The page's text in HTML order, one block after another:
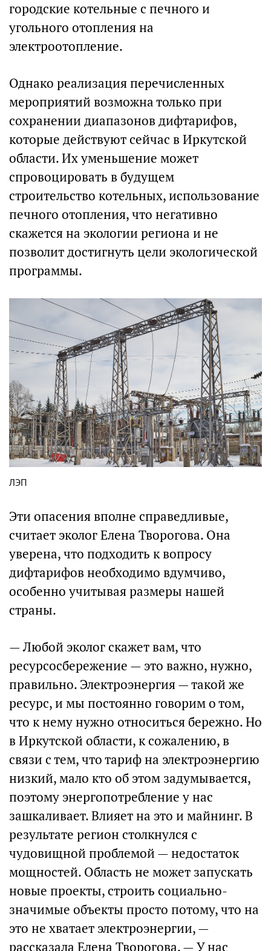
городские котельные с печного и
угольного отопления на
электроотопление.
Однако реализация перечисленных
мероприятий возможна только при
сохранении диапазонов дифтарифов,
которые действуют сейчас в Иркутской
области. Их уменьшение может
спровоцировать в будущем
строительство котельных, использование
печного отопления, что негативно
скажется на экологии региона и не
позволит достигнуть цели экологической
программы.
ЛЭП
Эти опасения вполне справедливые,
считает эколог Елена Творогова. Она
уверена, что подходить к вопросу
дифтарифов необходимо вдумчиво,
особенно учитывая размеры нашей
страны.
— Любой эколог скажет вам, что
ресурсосбережение — это важно, нужно,
правильно. Электроэнергия — такой же
ресурс, и мы постоянно говорим о том,
что к нему нужно относиться бережно. Но
в Иркутской области, к сожалению, в
связи с тем, что тариф на электроэнергию
низкий, мало кто об этом задумывается,
поэтому энергопотребление у нас
зашкаливает. Влияет на это и майнинг. В
результате регион столкнулся с
чудовищной проблемой — недостаток
мощностей. Область не может запускать
новые проекты, строить социально-
значимые объекты просто потому, что на
это не хватает электроэнергии, —
рассказала Елена Творогова. — У нас